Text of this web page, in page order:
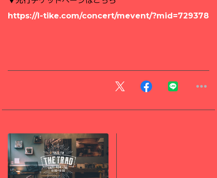
https://l-tike.com/concert/mevent/?mid=729378